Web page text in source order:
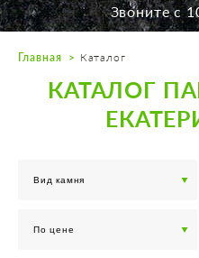
Пн. — Пт. с
Звоните с
Главная Каталог
КАТАЛОГ